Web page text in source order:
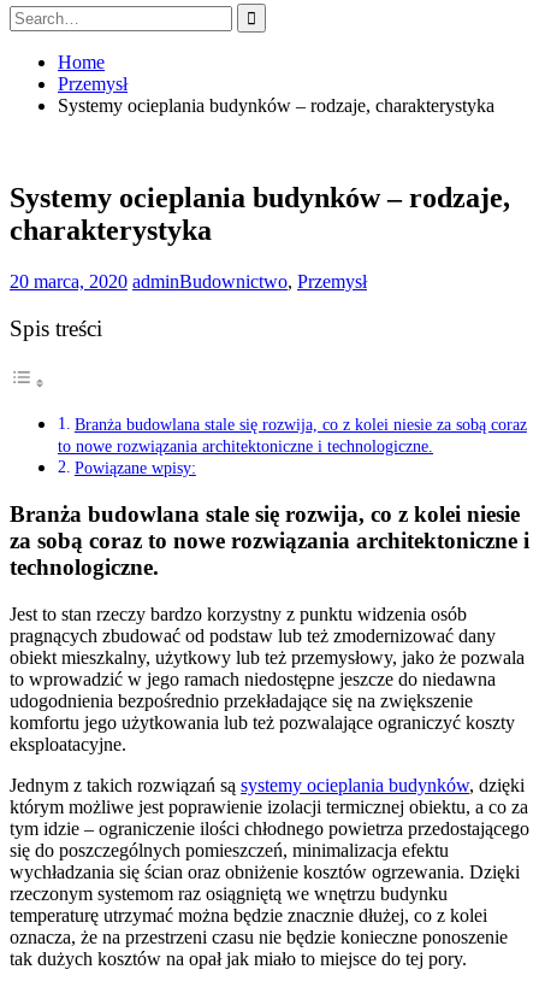
Search
for:
Home
Przemysł
Systemy ocieplania budynków – rodzaje, charakterystyka
Systemy ocieplania budynków – rodzaje,
charakterystyka
20 marca, 2020 adminBudownictwo, Przemysł
Spis treści
Branża budowlana stale się rozwija, co z kolei niesie za sobą coraz
to nowe rozwiązania architektoniczne i technologiczne.
Powiązane wpisy:
Branża budowlana stale się rozwija, co z kolei niesie
za sobą coraz to nowe rozwiązania architektoniczne i
technologiczne.
Jest to stan rzeczy bardzo korzystny z punktu widzenia osób
pragnących zbudować od podstaw lub też zmodernizować dany
obiekt mieszkalny, użytkowy lub też przemysłowy, jako że pozwala
to wprowadzić w jego ramach niedostępne jeszcze do niedawna
udogodnienia bezpośrednio przekładające się na zwiększenie
komfortu jego użytkowania lub też pozwalające ograniczyć koszty
eksploatacyjne.
Jednym z takich rozwiązań są systemy ocieplania budynków, dzięki
którym możliwe jest poprawienie izolacji termicznej obiektu, a co za
tym idzie – ograniczenie ilości chłodnego powietrza przedostającego
się do poszczególnych pomieszczeń, minimalizacja efektu
wychładzania się ścian oraz obniżenie kosztów ogrzewania. Dzięki
rzeczonym systemom raz osiągniętą we wnętrzu budynku
temperaturę utrzymać można będzie znacznie dłużej, co z kolei
oznacza, że na przestrzeni czasu nie będzie konieczne ponoszenie
tak dużych kosztów na opał jak miało to miejsce do tej pory.